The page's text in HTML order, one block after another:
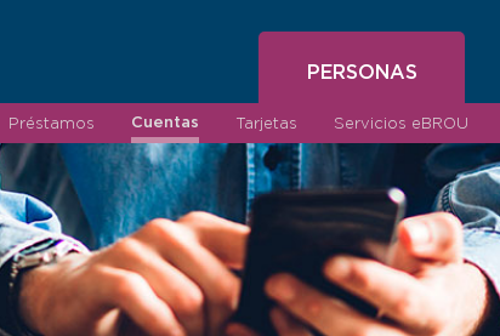
PERSONAS
Préstamos Cuentas Tarjetas Servicios eBROU